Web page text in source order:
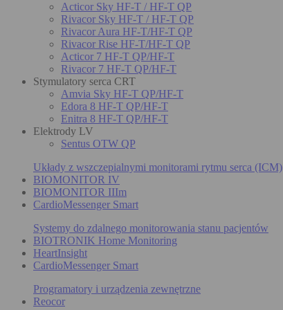
Acticor Sky HF-T / HF-T QP
Rivacor Sky HF-T / HF-T QP
Rivacor Aura HF-T/HF-T QP
Rivacor Rise HF-T/HF-T QP
Acticor 7 HF-T QP/HF-T
Rivacor 7 HF-T QP/HF-T
Stymulatory serca CRT
Amvia Sky HF-T QP/HF-T
Edora 8 HF-T QP/HF-T
Enitra 8 HF-T QP/HF-T
Elektrody LV
Sentus OTW QP
Układy z wszczepialnymi monitorami rytmu serca (ICM)
BIOMONITOR IV
BIOMONITOR IIIm
CardioMessenger Smart
Systemy do zdalnego monitorowania stanu pacjentów
BIOTRONIK Home Monitoring
HeartInsight
CardioMessenger Smart
Programatory i urządzenia zewnętrzne
Reocor